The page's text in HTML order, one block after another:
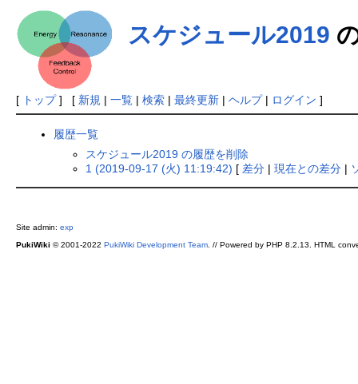
スケジュール2019
[ トップ] [ 新規 | 一覧| 検索| 最終更新| ヘルプ| ログイン ]
履歴一覧
スケジュール2019 の履歴を削除
1 (2019-09-17 (火) 11:19:42) [ 差分| 現在との差分|
Site admin: exp
PukiWiki © 2001-2022 PukiWiki Development Team. // Powered by PHP 8.2.13. HTML